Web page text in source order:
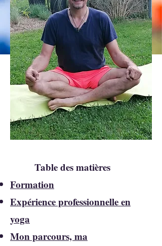
Table des matières
Formation
Expérience professionnelle en
yoga
​Mon parcours, ma